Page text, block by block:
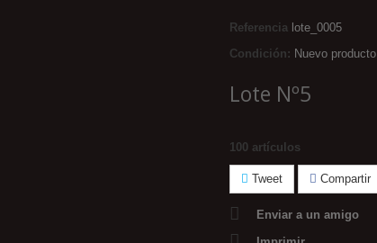
Referencia lote_0005
Condición: Nuevo producto
Lote Nº5
100 artículos
Tweet Compartir
Enviar a un amigo